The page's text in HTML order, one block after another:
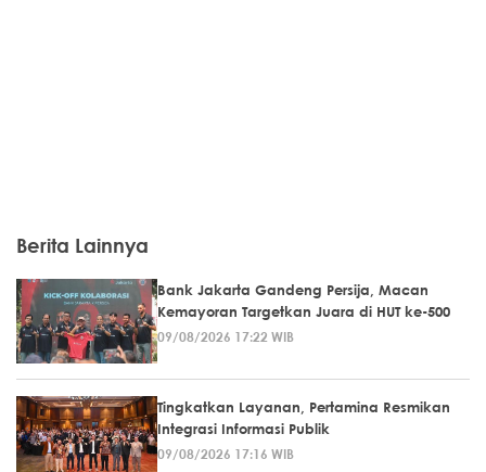
Berita Lainnya
Bank Jakarta Gandeng Persija, Macan
Kemayoran Targetkan Juara di HUT ke-500
09/08/2026 17:22 WIB
Tingkatkan Layanan, Pertamina Resmikan
Integrasi Informasi Publik
09/08/2026 17:16 WIB